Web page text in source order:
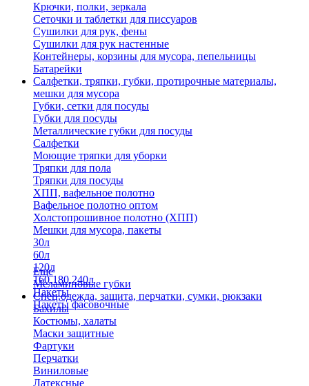
Крючки, полки, зеркала
Сеточки и таблетки для писсуаров
Сушилки для рук, фены
Сушилки для рук настенные
Контейнеры, корзины для мусора, пепельницы
Батарейки
Салфетки, тряпки, губки, протирочные материалы,
мешки для мусора
Губки, сетки для посуды
Губки для посуды
Металлические губки для посуды
Салфетки
Моющие тряпки для уборки
Тряпки для пола
Тряпки для посуды
ХПП, вафельное полотно
Вафельное полотно оптом
Холстопрошивное полотно (ХПП)
Мешки для мусора, пакеты
30л
60л
120л
160,180,240л
Пакеты
Пакеты фасовочные
Еще
Меламиновые губки
Спец.одежда, защита, перчатки, сумки, рюкзаки
Бахилы
Костюмы, халаты
Маски защитные
Фартуки
Перчатки
Виниловые
Латексные